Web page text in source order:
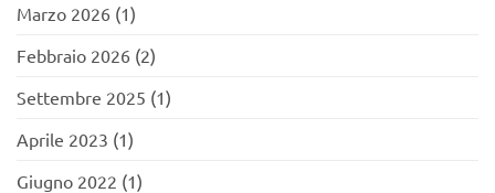
Marzo 2026 (1)
Febbraio 2026 (2)
Settembre 2025 (1)
Aprile 2023 (1)
Giugno 2022 (1)